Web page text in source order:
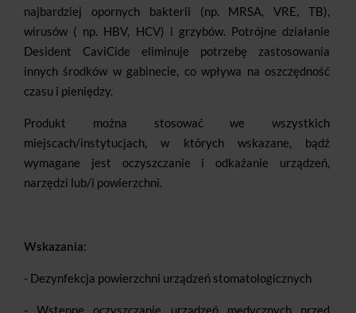
najbardziej opornych bakterii (np. MRSA, VRE, TB),
wirusów ( np. HBV, HCV) i grzybów. Potrójne działanie
Desident CaviCide eliminuje potrzebę zastosowania
innych środków w gabinecie, co wpływa na oszczędność
czasu i pieniędzy.
Produkt można stosować we wszystkich
miejscach/instytucjach, w których wskazane, bądź
wymagane jest oczyszczanie i odkażanie urządzeń,
narzędzi lub/i powierzchni.
Wskazania:
- Dezynfekcja powierzchni urządzeń stomatologicznych
- Wstępne oczyszczanie urządzeń medycznych przed